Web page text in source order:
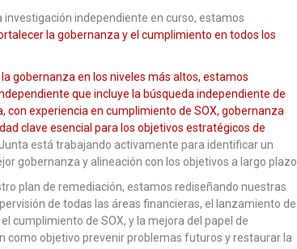
independiente en curso, estamos
la gobernanza y el cumplimiento en todos los
gobernanza en los niveles más altos, estamos
que incluye la búsqueda independiente de
con experiencia en cumplimiento de SOX, gobernanza
clave esencial para los objetivos estratégicos de
está trabajando activamente para identificar un
gobernanza y alineación con los objetivos a largo plazo.
plan de remediación, estamos rediseñando nuestras
de todas las áreas financieras, el lanzamiento de
cumplimiento de SOX, y la mejora del papel de
como objetivo prevenir problemas futuros y restaurar la